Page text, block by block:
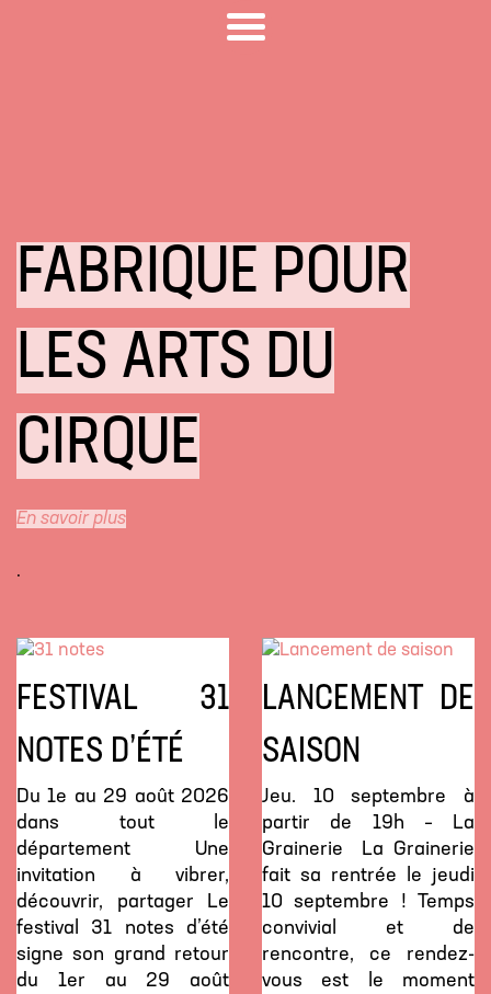
FABRIQUE POUR
LES ARTS DU
CIRQUE
En savoir plus
.
FESTIVAL 31
NOTES D’ÉTÉ
Du 1e au 29 août 2026
dans tout le
département Une
invitation à vibrer,
découvrir, partager Le
festival 31 notes d’été
signe son grand retour
du 1er au 29 août
LANCEMENT DE
SAISON
Jeu. 10 septembre à
partir de 19h – La
Grainerie La Grainerie
fait sa rentrée le jeudi
10 septembre ! Temps
convivial et de
rencontre, ce rendez-
vous est le moment